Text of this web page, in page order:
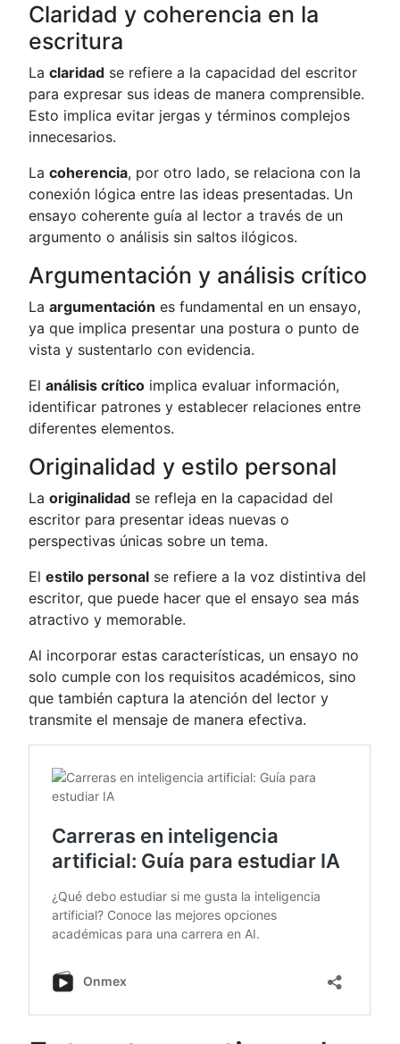
Claridad y coherencia en la
escritura
Laclaridad se refiere a la capacidad del escritor
para expresar sus ideas de manera comprensible.
Esto implica evitar jergas y términos complejos
innecesarios.
Lacoherencia, por otro lado, se relaciona con la
conexión lógica entre las ideas presentadas. Un
ensayo coherente guía al lector a través de un
argumento o análisis sin saltos ilógicos.
Argumentación y análisis crítico
Laargumentación es fundamental en un ensayo,
ya que implica presentar una postura o punto de
vista y sustentarlo con evidencia.
Elanálisis crítico implica evaluar información,
identificar patrones y establecer relaciones entre
diferentes elementos.
Originalidad y estilo personal
Laoriginalidad se refleja en la capacidad del
escritor para presentar ideas nuevas o
perspectivas únicas sobre un tema.
Elestilo personal se refiere a la voz distintiva del
escritor, que puede hacer que el ensayo sea más
atractivo y memorable.
Al incorporar estas características, un ensayo no
solo cumple con los requisitos académicos, sino
que también captura la atención del lector y
transmite el mensaje de manera efectiva.